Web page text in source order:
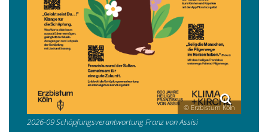
© Erzbistum Köln
2026-09 Schöpfungsverantwortung Franz von Assisi